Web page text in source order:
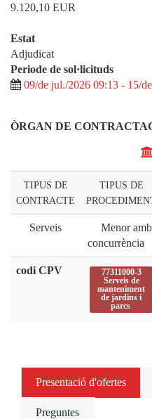
9.120,10 EUR
Estat
Adjudicat
Periode de sol·licituds
09/de jul./2026 09:13 - 15/
ÒRGAN DE
TIPUS DE
CONTRACTE
TIPUS DE
Serveis
Menor amb
concurrència
codi CPV
77311000-3
Serveis de
manteniment
de jardins i
parcs
Presentació d'ofertes
Preguntes